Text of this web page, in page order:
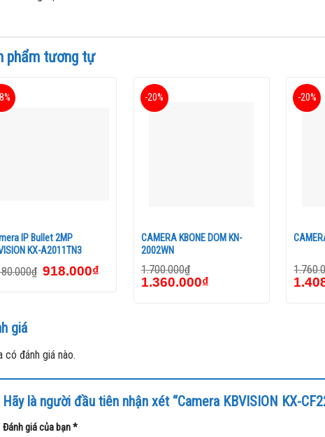
phẩm tương tự
IP Bullet 2MP
KX-A2011TN3
₫ 918.000₫
-20%
CAMERA KBONE DOM KN-
2002WN
1.700.000₫
1.360.000₫
-20%
giá
có đánh giá nào.
Hãy là người đầu tiên nhận xét “Camera KBVISION KX-
Đánh giá của bạn*